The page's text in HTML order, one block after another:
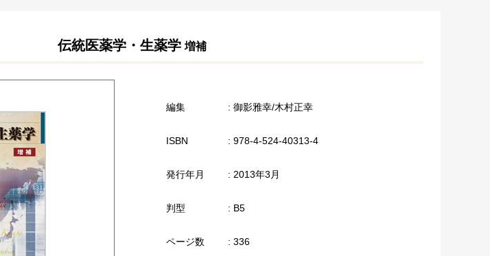
伝統医薬学・生薬学 増補
編集 : 御影雅幸/木村正幸
ISBN : 978-4-524-40313-4
発行年月 : 2013年3月
判型 : B5
ページ数 : 336